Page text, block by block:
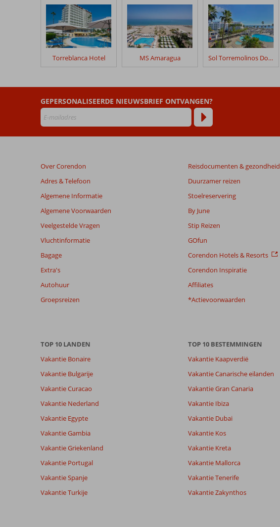
in
Best
Siroco
Beoordelingen
die
ouder
dan
48
maanden
worden
niet
meer
de
relevantie
de
getoonde
te
garanderen.
beoordelingen
Zeer goed
Kindvriendelijk 7,4
Wifi kwaliteit
7,1
Ervaringen
klanten
Filter reisgezelschap
9,0
Anoniem
Nederland
Met partner
Over
Benalmadena:
dicht
aan
Algemene indruk
Ligging
Service
Prijs/kwaliteit
Eten
Torreblanca Hotel MS Amaragua Sol Torremolinos Don Pablo
GEPERSONALISEERDE NIEUWSBRIEF ONTVANGEN?
Over Corendon
Adres & Telefoon
Algemene Informatie
Algemene Voorwaarden
Veelgestelde Vragen
Vluchtinformatie
Bagage
Extra's
Autohuur
Groepsreizen
Reisdocumenten & gezondheid
Duurzamer reizen
Stoelreservering
By June
Stip Reizen
GOfun
Corendon Hotels & Resorts
Corendon Inspiratie
Affiliates
*Actievoorwaarden
TOP 10 LANDEN
Vakantie Bonaire
Vakantie Bulgarije
Vakantie Curacao
Vakantie Nederland
Vakantie Egypte
Vakantie Gambia
Vakantie Griekenland
Vakantie Portugal
Vakantie Spanje
Vakantie Turkije
TOP 10 BESTEMMINGEN
Vakantie Kaapverdië
Vakantie Canarische eilanden
Vakantie Gran Canaria
Vakantie Ibiza
Vakantie Dubai
Vakantie Kos
Vakantie Kreta
Vakantie Mallorca
Vakantie Tenerife
Vakantie Zakynthos